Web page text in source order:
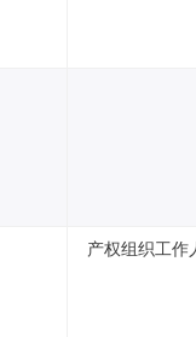
产权组织工作